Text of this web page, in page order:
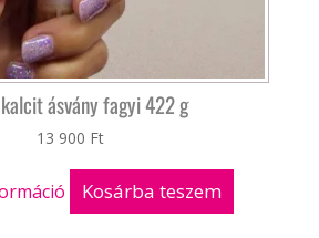
ásvány fagyi 422 g
13 900 Ft
Kosárba teszem